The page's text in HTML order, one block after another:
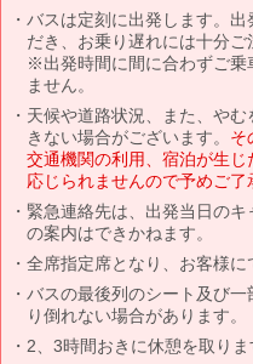
バスは定刻に出発します。
だき、お乗り遅れには十分ご
※出発時間に間に合わずご乗
ません。
天候や道路状況、また、や
きない場合がございます。 そ
交通機関の利用、宿泊が生
応じられませんので予めご了
緊急連絡先は、出発当日の
の案内はできかねます。
全席指定席となり、お客様に
バスの最後列のシート及び
り倒れない場合があります。
2、3時間おきに休憩を取りま